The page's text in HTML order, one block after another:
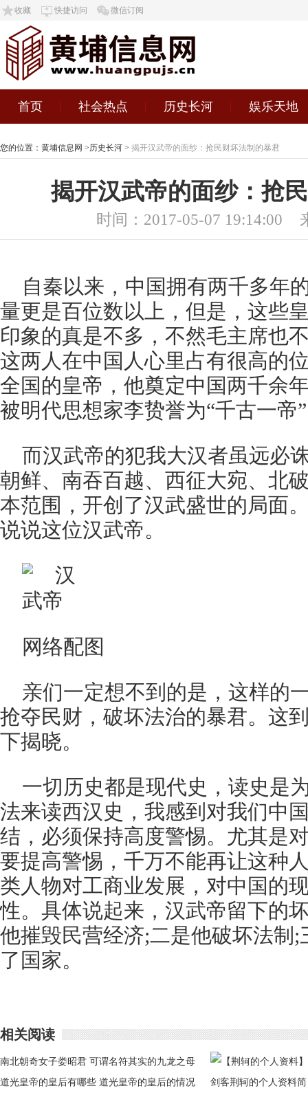
收藏 快捷访问 微信订阅
首页 社会热点 历史长河 娱乐天地
您的位置： 黄埔信息网 >历史长河 > 揭开汉武帝的面纱：抢民财坏法制的暴君
揭开汉武帝的面纱：抢
时间：2017-05-07 19:14:00
自秦以来，中国拥有两千多年
量更是百位数以上，但是，这些
印象的真是不多，不然毛主席也
这两人在中国人心里占有很高的
全国的皇帝，他奠定中国两千余
被明代思想家李贽誉为“千古一帝
而汉武帝的犯我大汉者虽远必
朝鲜、南吞百越、西征大宛、北
本范围，开创了汉武盛世的局面
说说这位汉武帝。
网络配图
亲们一定想不到的是，这样的
抢夺民财，破坏法治的暴君。这
下揭晓。
一切历史都是现代史，读史是
法来读西汉史，我感到对我们中
结，必须保持高度警惕。尤其是
要提高警惕，千万不能再让这种
类人物对工商业发展，对中国的
性。具体说起来，汉武帝留下的
他摧毁民营经济;二是他破坏法制
了国家。
相关阅读
南北朝奇女子娄昭君 可谓名符其实的九龙之母
道光皇帝的皇后有哪些 道光皇帝的皇后的情况